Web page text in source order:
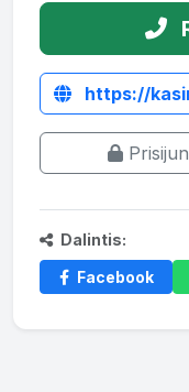
https://kasima.lt/
Dalintis:
Facebook